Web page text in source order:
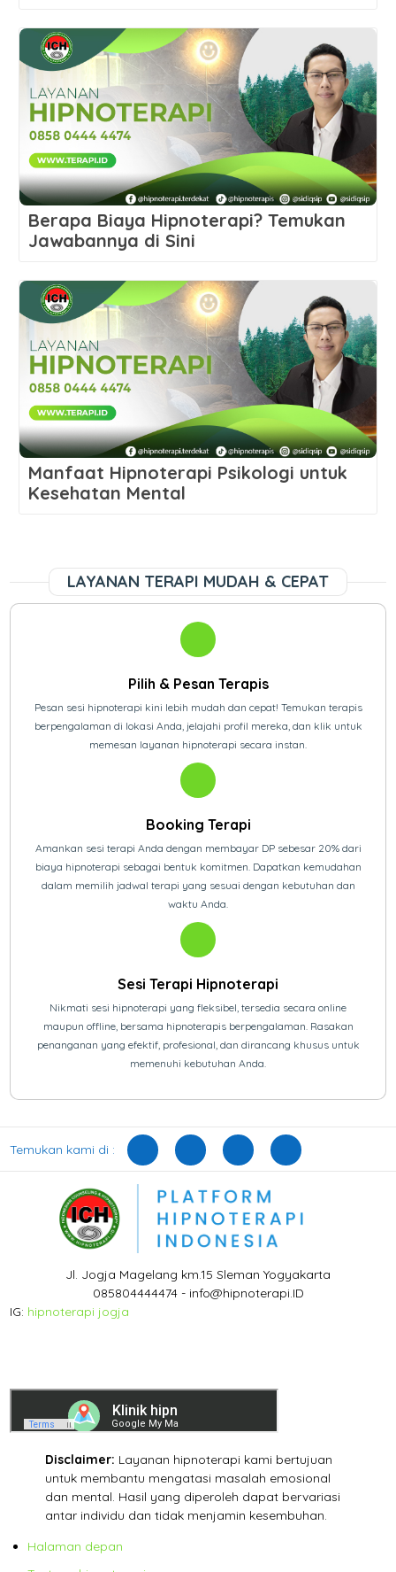
Berapa Biaya Hipnoterapi? Temukan
Jawabannya di Sini
Manfaat Hipnoterapi Psikologi untuk
Kesehatan Mental
LAYANAN TERAPI MUDAH & CEPAT
Pilih & Pesan Terapis
Pesan sesi hipnoterapi kini lebih mudah dan cepat! Temukan terapis
berpengalaman di lokasi Anda, jelajahi profil mereka, dan klik untuk
memesan layanan hipnoterapi secara instan.
Booking Terapi
Amankan sesi terapi Anda dengan membayar DP sebesar 20% dari
biaya hipnoterapi sebagai bentuk komitmen. Dapatkan kemudahan
dalam memilih jadwal terapi yang sesuai dengan kebutuhan dan
waktu Anda.
Sesi Terapi Hipnoterapi
Nikmati sesi hipnoterapi yang fleksibel, tersedia secara online
maupun offline, bersama hipnoterapis berpengalaman. Rasakan
penanganan yang efektif, profesional, dan dirancang khusus untuk
memenuhi kebutuhan Anda.
Temukan kami di :
Jl. Jogja Magelang km.15 Sleman Yogyakarta
085804444474 - info@hipnoterapi.ID
IG: hipnoterapi jogja
Disclaimer: Layanan hipnoterapi kami bertujuan
untuk membantu mengatasi masalah emosional
dan mental. Hasil yang diperoleh dapat bervariasi
antar individu dan tidak menjamin kesembuhan.
Halaman depan